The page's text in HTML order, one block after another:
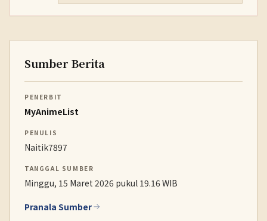
Sumber Berita
PENERBIT
MyAnimeList
PENULIS
Naitik7897
TANGGAL SUMBER
Minggu, 15 Maret 2026 pukul 19.16 WIB
Pranala Sumber